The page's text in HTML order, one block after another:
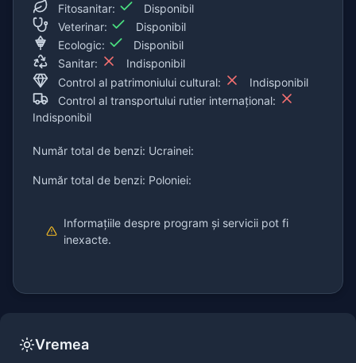
Fitosanitar:
Disponibil
Veterinar:
Disponibil
Ecologic:
Disponibil
Sanitar:
Indisponibil
Control al patrimoniului cultural:
Indisponibil
Control al transportului rutier internațional:
Indisponibil
Număr total de benzi: Ucrainei:
Număr total de benzi: Poloniei:
Informațiile despre program și servicii pot fi
inexacte.
Vremea